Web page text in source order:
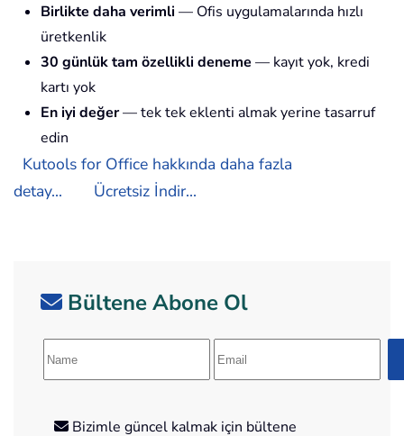
Birlikte daha verimli — Ofis uygulamalarında hızlı
üretkenlik
30 günlük tam özellikli deneme — kayıt yok, kredi
kartı yok
En iyi değer— tek tek eklenti almak yerine tasarruf
edin
Kutools for Office hakkında daha fazla
detay...
Ücretsiz İndir...
Bültene Abone Ol
Bizimle güncel kalmak için bültene